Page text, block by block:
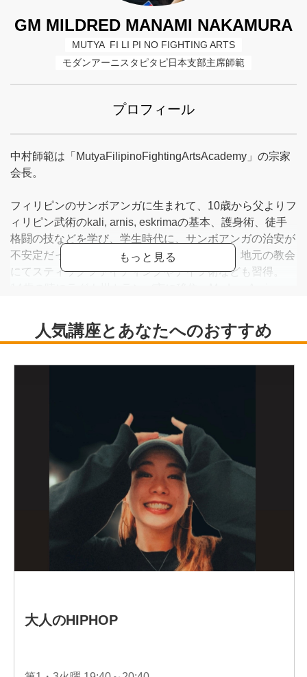
GM MILDRED MANAMI NAKAMURA
MUTYA  FI LI PI NO FIGHTING ARTS
モダンアーニスタピタピ日本支部主席師範
プロフィール
中村師範は「MutyaFilipinoFightingArtsAcademy」の宗家
会長。
フィリピンのサンボアンガに生まれて、10歳から父よりフ
ィリピン武術のkali, arnis, eskrimaの基本、護身術、徒手
格闘の技などを学び、学生時代に、サンボアンガの治安が
不安定だったので護身の為、父の教えと共に、地元の教会
にてスティックファイティングやナイフ術なども習得。
ィリピンの武術と共に松濤館流、小林流、剛柔流の空手も
学ぶ。
来日し、その後フィリピン武術、沖縄剛柔流空手道古武道
を指導し、現在に至る。会員に教えるだけでなく、日本の
警察と自衛隊にも指導しています。
現在ランク：
※Mutya Filipino Fighting Artsの宗家会長、ヘッドマスター
※沖縄剛柔流空手道古武道 教士8段「Mutya Filipino
Fighting Arts Academy」宗家会長
・沖縄剛柔流空手道古武道拳志會 大阪支部支部長 ・沖
Arnis Federation Philippines)Punong Guro、日本代表指導